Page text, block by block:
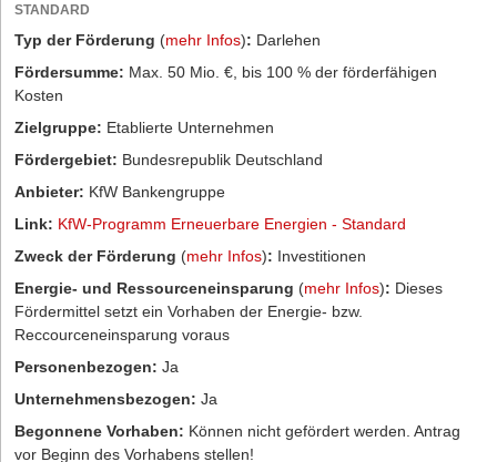
STANDARD
Typ der Förderung (mehr Infos): Darlehen
Fördersumme: Max. 50 Mio. €, bis 100 % der förderfähigen
Kosten
Zielgruppe: Etablierte Unternehmen
Fördergebiet: Bundesrepublik Deutschland
Anbieter: KfW Bankengruppe
Link: KfW-Programm Erneuerbare Energien - Standard
Zweck der Förderung (mehr Infos): Investitionen
Energie- und Ressourceneinsparung (mehr Infos): Dieses
Fördermittel setzt ein Vorhaben der Energie- bzw.
Reccourceneinsparung voraus
Personenbezogen: Ja
Unternehmensbezogen: Ja
Begonnene Vorhaben: Können nicht gefördert werden. Antrag
vor Beginn des Vorhabens stellen!